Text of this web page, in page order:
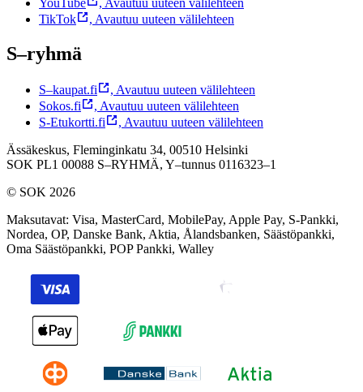
TikTok
, Avautuu uuteen välilehteen
S–ryhmä
S–kaupat.fi , Avautuu uuteen välilehteen
Sokos.fi
, Avautuu uuteen välilehteen
S-Etukortti.fi
, Avautuu uuteen välilehteen
Ässäkeskus, Fleminginkatu 34, 00510 Helsinki
SOK PL1 00088 S–RYHMÄ, Y–tunnus 0116323–1
© SOK 2026
Maksutavat: Visa, MasterCard, MobilePay, Apple Pay, S-Pankki,
Nordea, OP, Danske Bank, Aktia, Ålandsbanken, Säästöpankki,
Oma Säästöpankki, POP Pankki, Walley